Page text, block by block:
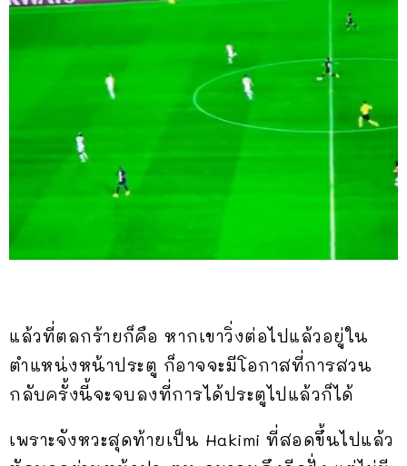
แล้วที่ตลกร้ายก็คือ หากเขาวิ่งต่อไปแล้วอยู่ใน
ตำแหน่งหน้าประตู ก็อาจจะมีโอกาสที่การสวน
กลับครั้งนี้จะจบลงที่การได้ประตูไปแล้วก็ได้
เพราะจังหวะสุดท้ายเป็น Hakimi ที่สอดขึ้นไปแล้ว